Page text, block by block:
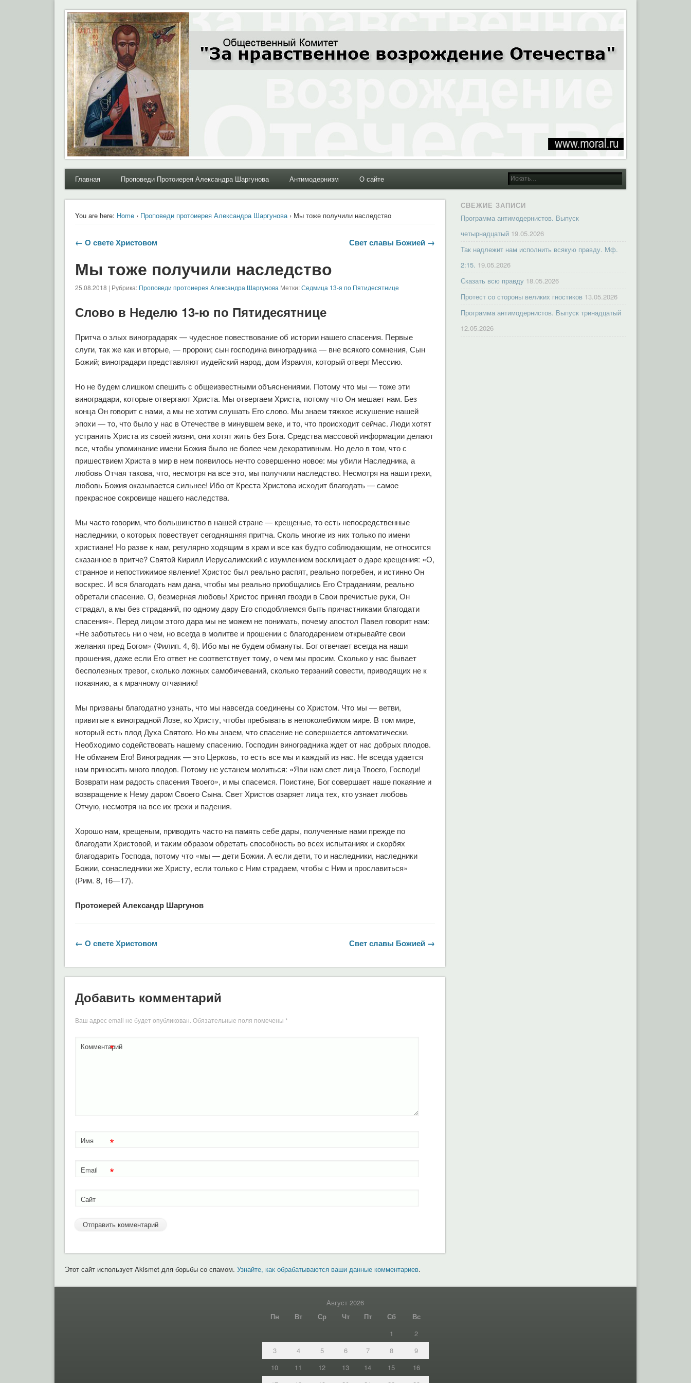
Moral.Ru
Общественный Комитет "За нравственное возрождение Отечества"
Главная Проповеди Протоиерея Александра Шаргунова Антимодернизм О сайте
You are here: Home› Проповеди протоиерея Александра Шаргунова› Мы тоже получили наследство
← О свете Христовом Свет славы Божией →
Мы тоже получили наследство
25.08.2018 | Рубрика: Проповеди протоиерея Александра Шаргунова Метки:Седмица 13-я по Пятидесятнице
Слово в Неделю 13-ю по Пятидесятнице
Притча о злых виноградарях — чудесное повествование об истории нашего спасения. Первые
слуги, так же как и вторые, — пророки; сын господина виноградника — вне всякого сомнения, Сын
Божий; виноградари представляют иудейский народ, дом Израиля, который отверг Мессию.
Но не будем слишком спешить с общеизвестными объяснениями. Потому что мы — тоже эти
виноградари, которые отвергают Христа. Мы отвергаем Христа, потому что Он мешает нам. Без
конца Он говорит с нами, а мы не хотим слушать Его слово. Мы знаем тяжкое искушение нашей
эпохи — то, что было у нас в Отечестве в минувшем веке, и то, что происходит сейчас. Люди хотят
устранить Христа из своей жизни, они хотят жить без Бога. Средства массовой информации делают
все, чтобы упоминание имени Божия было не более чем декоративным. Но дело в том, что с
пришествием Христа в мир в нем появилось нечто совершенно новое: мы убили Наследника, а
любовь Отчая такова, что, несмотря на все это, мы получили наследство. Несмотря на наши грехи,
любовь Божия оказывается сильнее! Ибо от Креста Христова исходит благодать — самое
прекрасное сокровище нашего наследства.
Мы часто говорим, что большинство в нашей стране — крещеные, то есть непосредственные
наследники, о которых повествует сегодняшняя притча. Сколь многие из них только по имени
христиане! Но разве к нам, регулярно ходящим в храм и все как будто соблюдающим, не относится
сказанное в притче? Святой Кирилл Иерусалимский с изумлением восклицает о даре крещения: «О,
странное и непостижимое явление! Христос был реально распят, реально погребен, и истинно Он
воскрес. И вся благодать нам дана, чтобы мы реально приобщались Его Страданиям, реально
обретали спасение. О, безмерная любовь! Христос принял гвозди в Свои пречистые руки, Он
страдал, а мы без страданий, по одному дару Его сподобляемся быть причастниками благодати
спасения». Перед лицом этого дара мы не можем не понимать, почему апостол Павел говорит нам:
«Не заботьтесь ни о чем, но всегда в молитве и прошении с благодарением открывайте свои
желания пред Богом» (Филип. 4, 6). Ибо мы не будем обмануты. Бог отвечает всегда на наши
прошения, даже если Его ответ не соответствует тому, о чем мы просим. Сколько у нас бывает
бесполезных тревог, сколько ложных самобичеваний, сколько терзаний совести, приводящих не к
покаянию, а к мрачному отчаянию!
Мы призваны благодатно узнать, что мы навсегда соединены со Христом. Что мы — ветви,
привитые к виноградной Лозе, ко Христу, чтобы пребывать в непоколебимом мире. В том мире,
который есть плод Духа Святого. Но мы знаем, что спасение не совершается автоматически.
Необходимо содействовать нашему спасению. Господин виноградника ждет от нас добрых плодов.
Не обманем Его! Виноградник — это Церковь, то есть все мы и каждый из нас. Не всегда удается
нам приносить много плодов. Потому не устанем молиться: «Яви нам свет лица Твоего, Господи!
Возврати нам радость спасения Твоего», и мы спасемся. Поистине, Бог совершает наше покаяние и
возвращение к Нему даром Своего Сына. Свет Христов озаряет лица тех, кто узнает любовь
Отчую, несмотря на все их грехи и падения.
Хорошо нам, крещеным, приводить часто на память себе дары, полученные нами прежде по
благодати Христовой, и таким образом обретать способность во всех испытаниях и скорбях
благодарить Господа, потому что «мы — дети Божии. А если дети, то и наследники, наследники
Божии, сонаследники же Христу, если только с Ним страдаем, чтобы с Ним и прославиться»
(Рим. 8, 16—17).
Протоиерей Александр Шаргунов
← О свете Христовом Свет славы Божией →
Добавить комментарий
Ваш адрес email не будет опубликован. Обязательные поля помечены *
Комментарий
*
Имя *
Email *
Сайт
Этот сайт использует Akismet для борьбы со спамом. Узнайте, как обрабатываются ваши данные комментариев.
СВЕЖИЕ ЗАПИСИ
Программа антимодернистов. Выпуск
четырнадцатый 19.05.2026
Так надлежит нам исполнить всякую правду. Мф.
2:15. 19.05.2026
Сказать всю правду 18.05.2026
Протест со стороны великих гностиков 13.05.2026
Программа антимодернистов. Выпуск тринадцатый
12.05.2026
Август 2026
Пн
Вт Ср Чт Пт Сб
Вс
1
2
3
4 5 6 7 8
9
10
11 12 13 14 15
16